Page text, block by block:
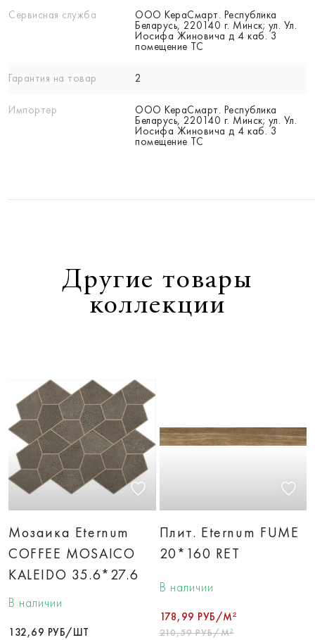
Сервисная служба
ООО КераСмарт. Республика
Беларусь, 220140 г. Минск; ул. Ул.
Иосифа Жиновича д 4 каб. 3
помещение ТС
Гарантия на товар 2
Импортер
ООО КераСмарт. Республика
Беларусь, 220140 г. Минск; ул. Ул.
Иосифа Жиновича д 4 каб. 3
помещение ТС
Другие товары
коллекции
Мозаика Eternum
COFFEE MOSAICO
KALEIDO 35.6*27.6
В наличии
132,69 РУБ/ШТ
Плит. Eternum FUME
20*160 RET
В наличии
178,99 РУБ/М²
210,59 РУБ/М²